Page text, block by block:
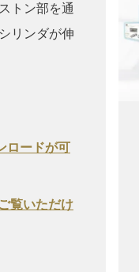
トン部を通
リンダが伸
ロードが可
覧いただけ